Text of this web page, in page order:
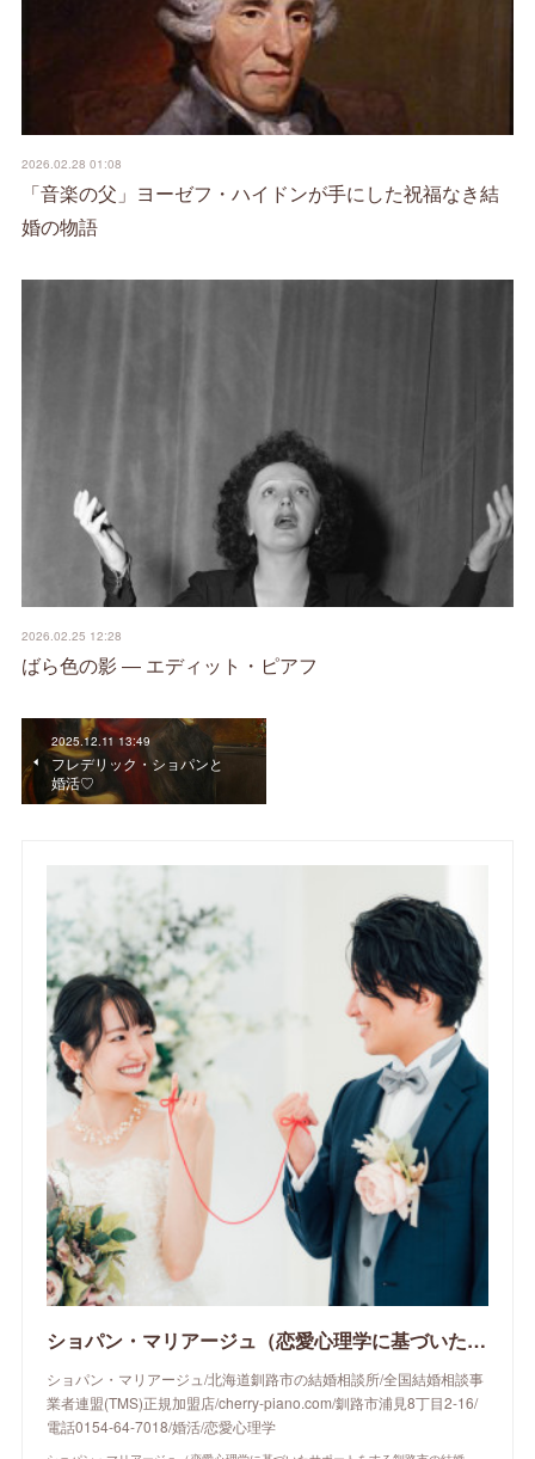
2026.02.28 01:08
「音楽の父」ヨーゼフ・ハイドンが手にした祝福なき結
婚の物語
2026.02.25 12:28
ばら色の影 ― エディット・ピアフ
2025.12.11 13:49
フレデリック・ショパンと
婚活♡
ショパン・マリアージュ（恋愛心理学に基づいたサポートをする釧路市の結婚相談所）/ 全国結婚相談事業者連盟正規加盟店 / cherry-piano.com
ショパン・マリアージュ/北海道釧路市の結婚相談所/全国結婚相談事
業者連盟(TMS)正規加盟店/cherry-piano.com/釧路市浦見8丁目2-16/
電話0154-64-7018/婚活/恋愛心理学